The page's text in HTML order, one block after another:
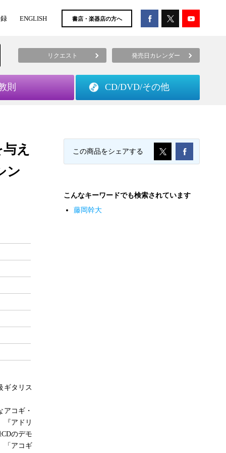
ENGLISH 書店・楽器店の方へ
リクエスト 発売日カレンダー
則 CD/DVD/その他
え
ン
ギタリス
コギ・
『アドリ
のデモ
「アコギ
この商品をシェアする
こんなキーワードでも検索されています
藤岡幹大